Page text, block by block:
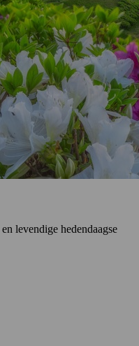
levendige hedendaagse